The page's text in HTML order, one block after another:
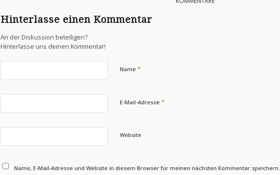
Hinterlasse einen Kommentar
An der Diskussion beteiligen?
Hinterlasse uns deinen Kommentar!
Name *
E-Mail-Adresse *
Website
Name, E-Mail-Adresse und Website in diesem Browser für meinen nächsten Kommentar speichern.